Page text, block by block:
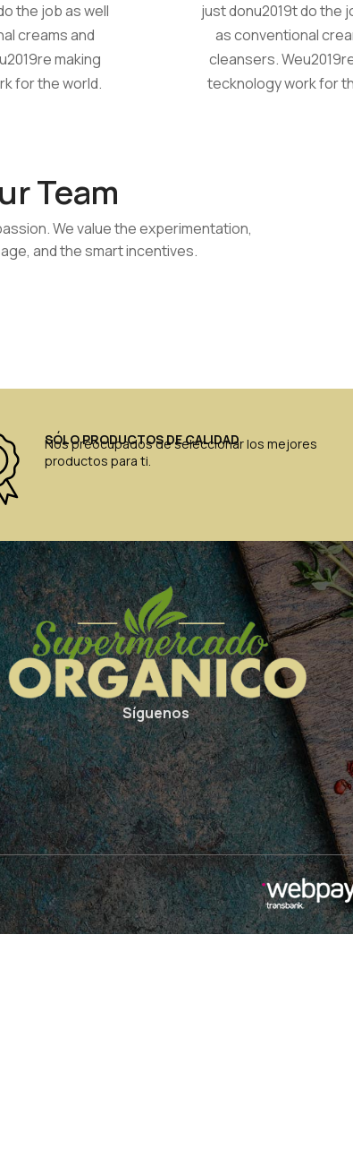
the job as well
creams and
making
for the world.
just donu2019t do the
as conventional
cleansers.
tecknology work for
Team
We value the experimentation,
and the smart incentives.
SÓLO PRODUCTOS DE CALIDAD
Nos preocupados de seleccionar los mejores
productos para ti.
Síguenos